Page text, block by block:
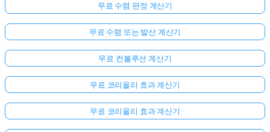
무료 수렴 판정 계산기
무료 수렴 또는 발산 계산기
무료 컨볼루션 계산기
무료 코리올리 효과 계산기
무료 코리올리 효과 계산기